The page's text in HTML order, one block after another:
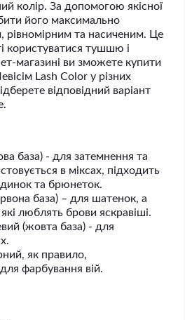
колір. За допомогою якісної
його максимально
рівномірним та насиченим. Це
користуватися тушшю і
магазині ви зможете купити
Lash Color у різних
відповідний варіант
база) - для затемнення та
в міксах, підходить
та брюнеток.
база) – для шатенок, а
люблять брови яскравіші.
(жовта база) - для
як правило,
фарбування вій.